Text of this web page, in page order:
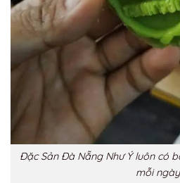
Đặc Sản Đà Nẵng Như Ý luôn có
mỗi ngày